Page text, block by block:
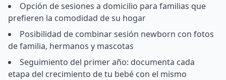
Opción de sesiones a domicilio para familias que
prefieren la comodidad de su hogar
Posibilidad de combinar sesión newborn con fotos
de familia, hermanos y mascotas
Seguimiento del primer año: documenta cada
etapa del crecimiento de tu bebé con el mismo